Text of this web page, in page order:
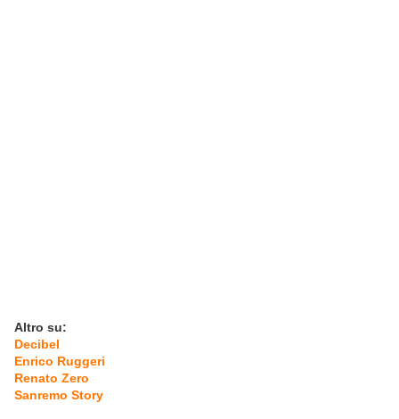
Altro su:
Decibel
Enrico Ruggeri
Renato Zero
Sanremo Story